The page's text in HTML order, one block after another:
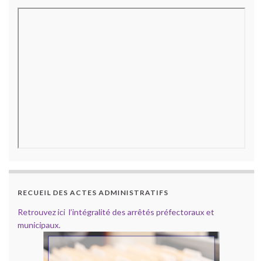
RECUEIL DES ACTES ADMINISTRATIFS
Retrouvez ici l’intégralité des arrêtés préfectoraux et
municipaux.